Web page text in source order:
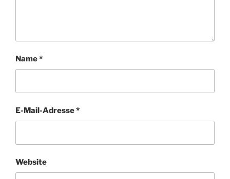
Name*
E-Mail-Adresse*
Website